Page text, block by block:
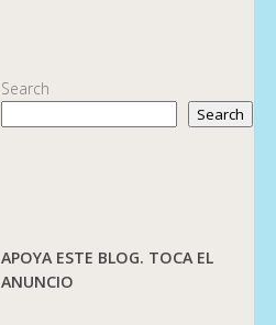
Search
Search
APOYA ESTE BLOG. TOCA EL
ANUNCIO